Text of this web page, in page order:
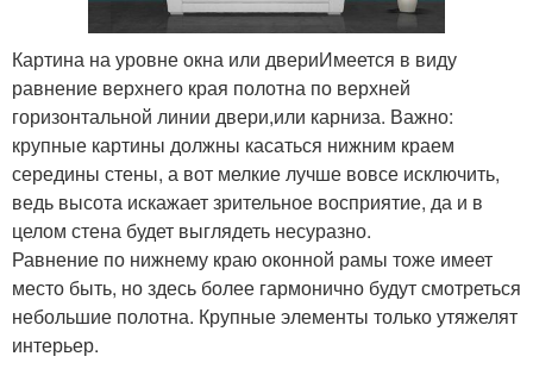
Картина на уровне окна или двериИмеется в виду
равнение верхнего края полотна по верхней
горизонтальной линии двери,или карниза. Важно:
крупные картины должны касаться нижним краем
середины стены, а вот мелкие лучше вовсе исключить,
ведь высота искажает зрительное восприятие, да и в
целом стена будет выглядеть несуразно.
Равнение по нижнему краю оконной рамы тоже имеет
место быть, но здесь более гармонично будут смотреться
небольшие полотна. Крупные элементы только утяжелят
интерьер.